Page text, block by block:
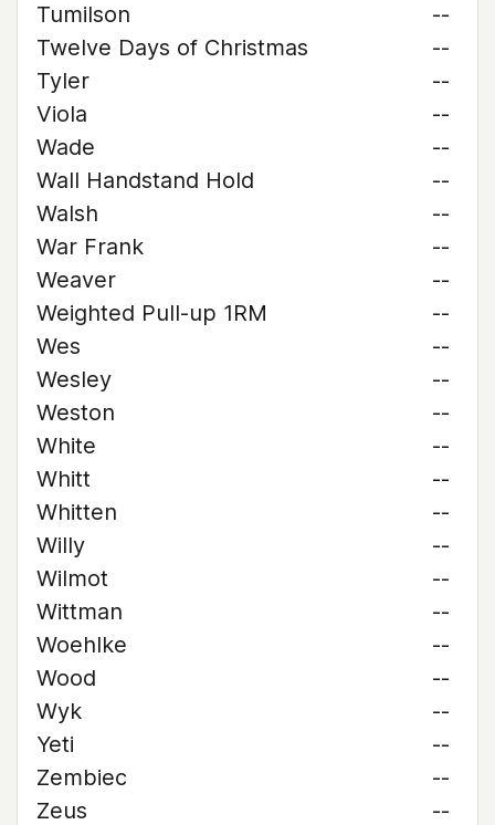
Tumilson
--
Twelve Days of Christmas
--
Tyler
--
Viola
--
Wade
--
Wall Handstand Hold
--
Walsh
--
War Frank
--
Weaver
--
Weighted Pull-up 1RM
--
Wes
--
Wesley
--
Weston
--
White
--
Whitt
--
Whitten
--
Willy
--
Wilmot
--
Wittman
--
Woehlke
--
Wood
--
Wyk
--
Yeti
--
Zembiec
--
Zeus
--